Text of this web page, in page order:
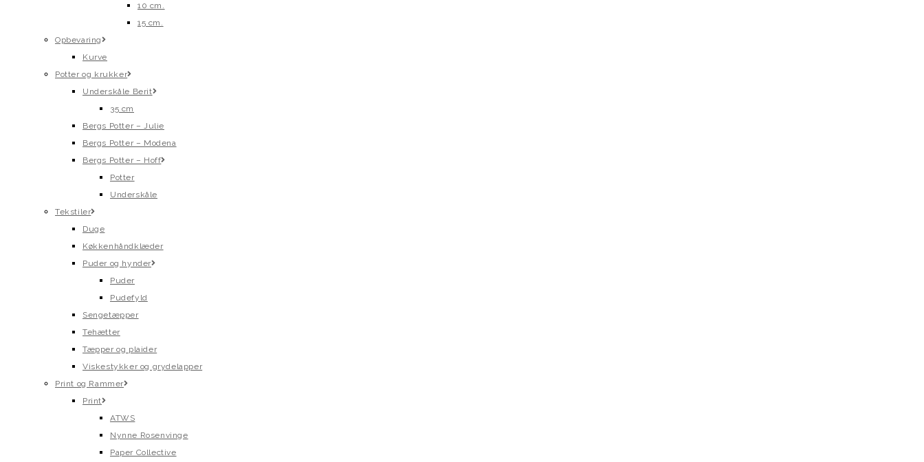
10 cm.
15 cm.
Opbevaring
Kurve
Potter og krukker
Underskåle Berit
35 cm
Bergs Potter – Julie
Bergs Potter – Modena
Bergs Potter – Hoff
Potter
Underskåle
Tekstiler
Duge
Køkkenhåndklæder
Puder og hynder
Puder
Pudefyld
Sengetæpper
Tehætter
Tæpper og plaider
Viskestykker og grydelapper
Print og Rammer
Print
ATWS
Nynne Rosenvinge
Paper Collective